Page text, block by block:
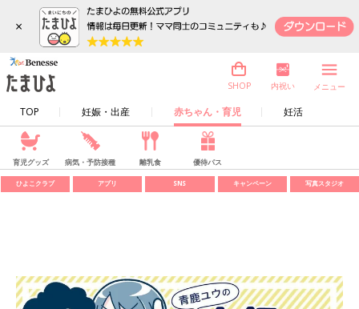
×
TOP 妊娠・出産 赤ちゃん・育児 妊活
SHOP 内祝い メニュー
育児グッズ 病気・予防接種 離乳食 優待パス
ひよこクラブ アプリ SNS キャンペーン 写真スタジオ